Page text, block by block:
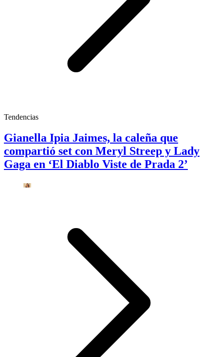
Tendencias
Gianella Ipia Jaimes, la caleña que
compartió set con Meryl Streep y Lady
Gaga en ‘El Diablo Viste de Prada 2’